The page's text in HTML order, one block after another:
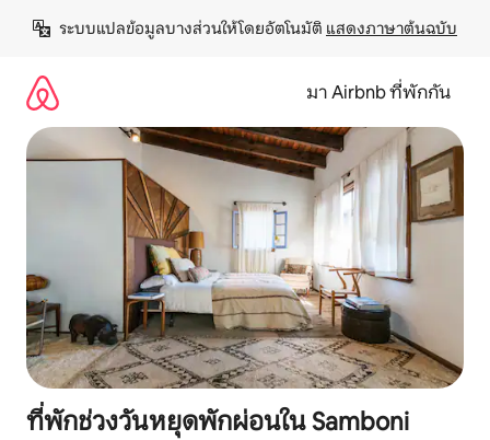
เนื้อหา
ระบบแปลข้อมูลบางส่วนให้โดยอัตโนมัติ แสดงภาษาต้นฉบับ
มา Airbnb ที่พักกัน
ที่พักช่วงวันหยุดพักผ่อนใน Samboni